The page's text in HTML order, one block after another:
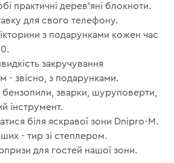
практичні дерев’яні блокноти.
для свого телефону.
з подарунками кожен час
закручування
- звісно, з подарунками.
бензопили, зварки, шуруповерти,
інструмент.
біля яскравої зони Dnipro-M.
- тир зі степлером.
для гостей нашої зони.